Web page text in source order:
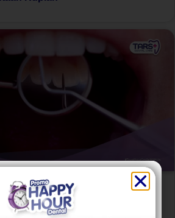
Gigi: 5 Hal Sepele yang
Sadar